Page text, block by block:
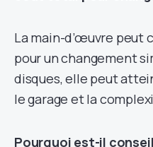
La main-d’œuvre peut
pour un changement
disques, elle peut
le garage et la
Pourquoi est-il